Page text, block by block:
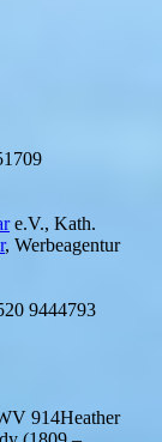
e.V., Kath.
, Werbeagentur
9444793
914Heather